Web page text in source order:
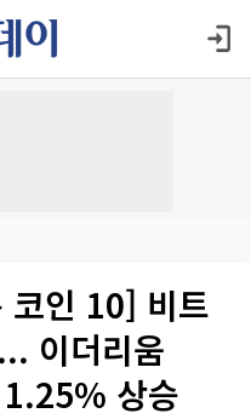
코인 10] 비트
이더리움
상승